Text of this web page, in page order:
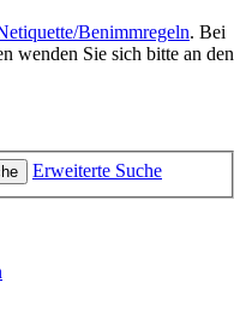
Benimmregeln. Bei
wenden Sie sich bitte an den
Erweiterte Suche